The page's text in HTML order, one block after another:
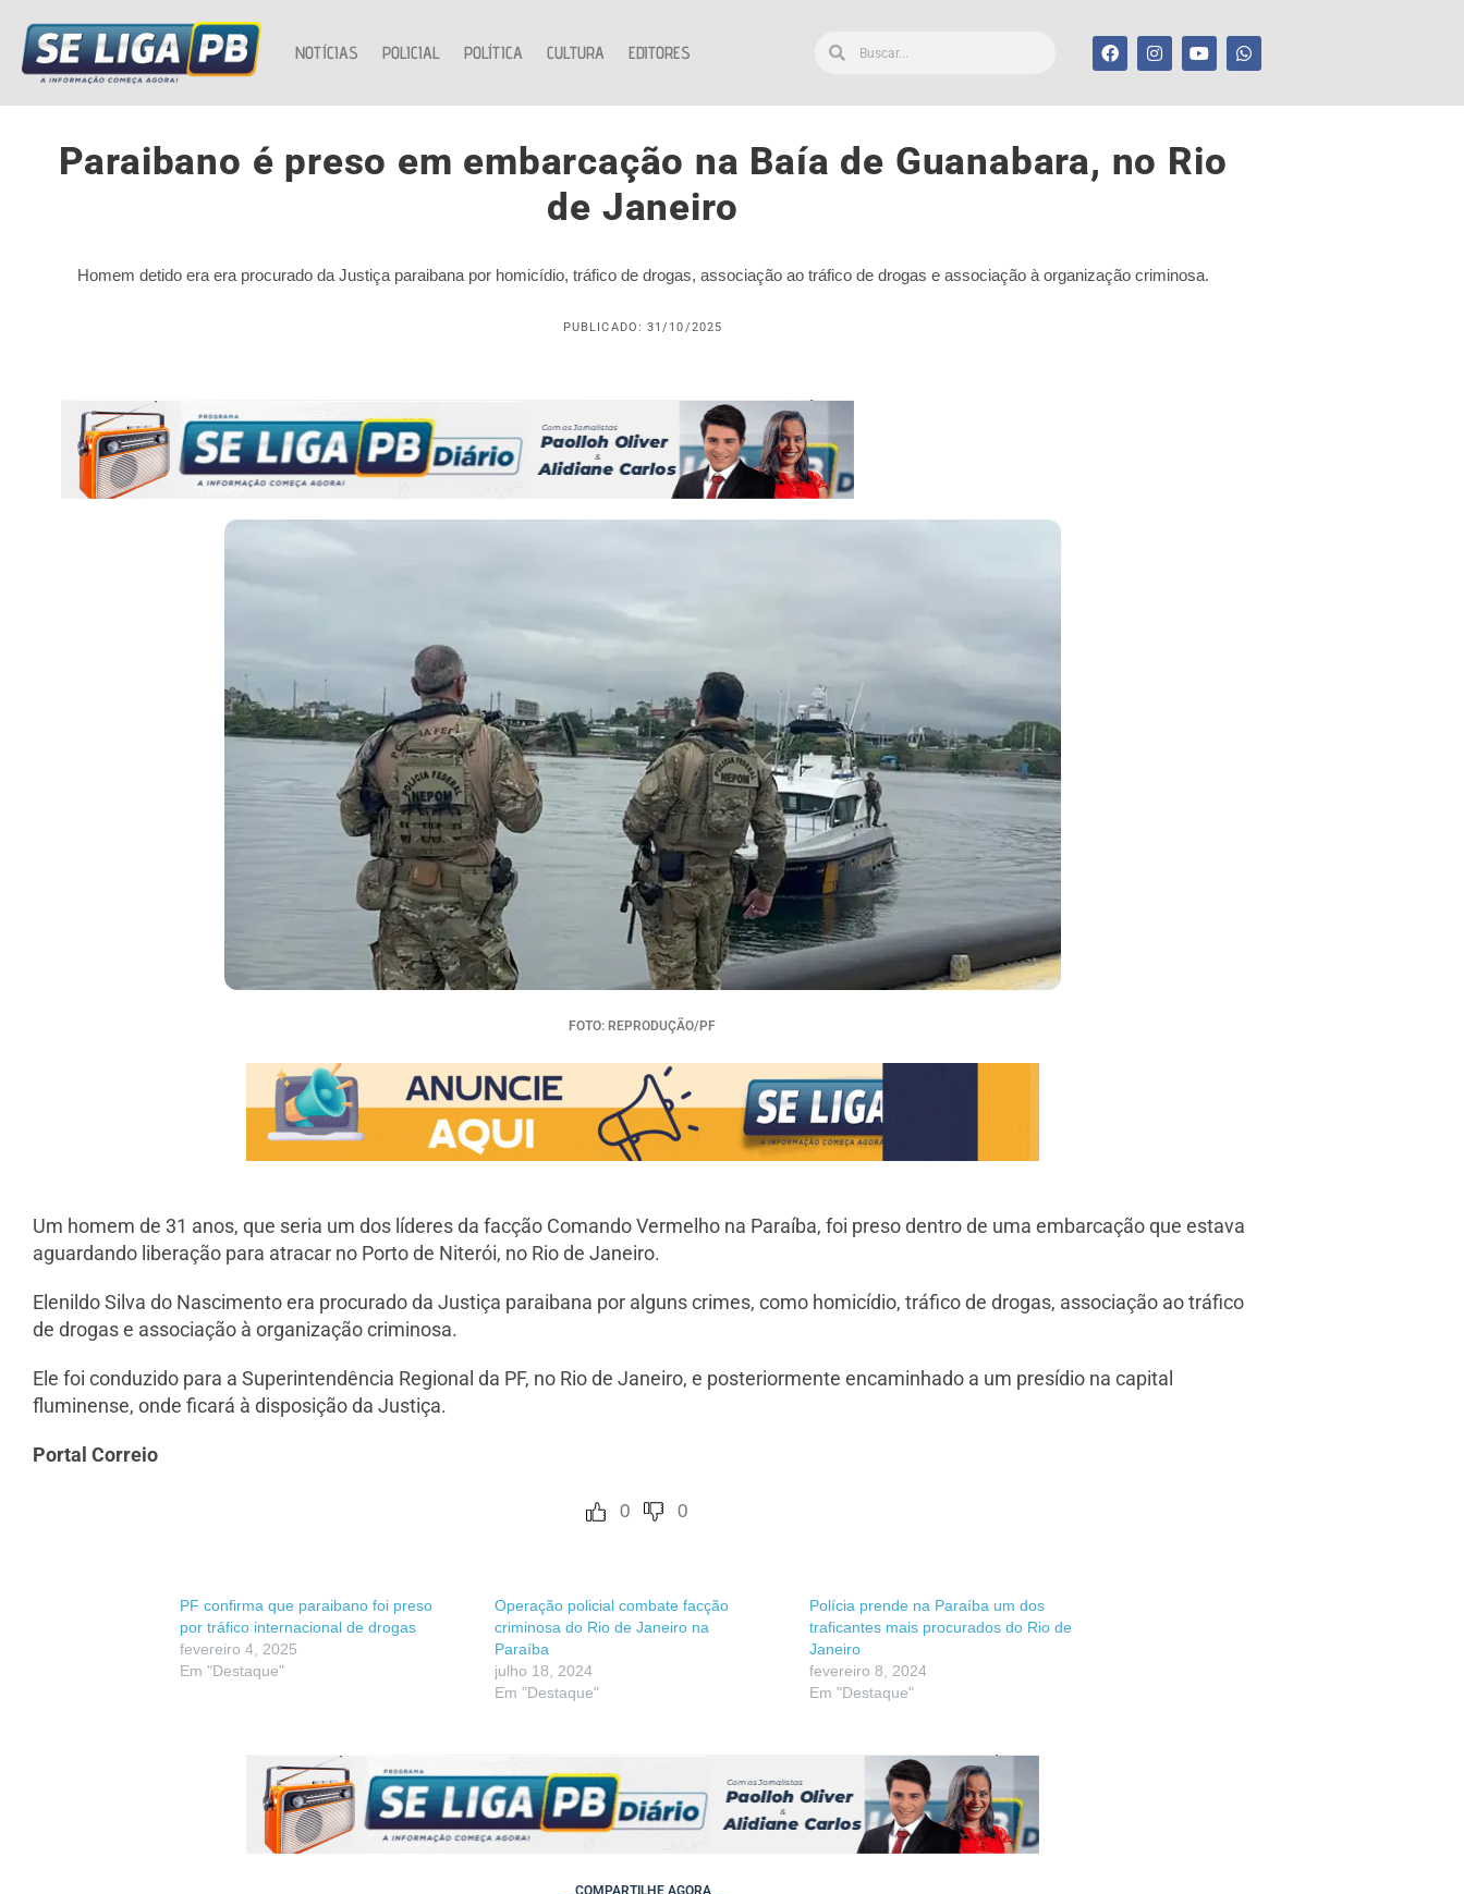
NOTÍCIAS POLICIAL POLÍTICA CULTURA EDITORES
Paraibano é preso em embarcação na Baía de Guanabara, no Rio
de Janeiro
Homem detido era era procurado da Justiça paraibana por homicídio, tráfico de drogas, associação ao tráfico de drogas e associação à organização criminosa.
PUBLICADO: 31/10/2025
FOTO: REPRODUÇÃO/PF
Um homem de 31 anos, que seria um dos líderes da facção Comando Vermelho na Paraíba, foi preso dentro de uma embarcação que estava
aguardando liberação para atracar no Porto de Niterói, no Rio de Janeiro.
Elenildo Silva do Nascimento era procurado da Justiça paraibana por alguns crimes, como homicídio, tráfico de drogas, associação ao tráfico
de drogas e associação à organização criminosa.
Ele foi conduzido para a Superintendência Regional da PF, no Rio de Janeiro, e posteriormente encaminhado a um presídio na capital
fluminense, onde ficará à disposição da Justiça.
Portal Correio
0 0
PF confirma que paraibano foi preso
por tráfico internacional de drogas
fevereiro 4, 2025
Em "Destaque"
Operação policial combate facção
criminosa do Rio de Janeiro na
Paraíba
julho 18, 2024
Em "Destaque"
Polícia prende na Paraíba um dos
traficantes mais procurados do Rio de
Janeiro
fevereiro 8, 2024
Em "Destaque"
COMPARTILHE AGORA